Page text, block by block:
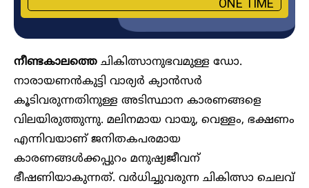
നീണ്ടകാലത്തെ ചികിത്സാനുഭവമുള്ള ഡോ.
നാരായണൻകുട്ടി വാര്യർ ക്യാൻസർ
കൂടിവരുന്നതിനുള്ള അടിസ്ഥാന കാരണങ്ങളെ
വിലയിരുത്തുന്നു. മലിനമായ വായു, വെള്ളം, ഭക്ഷണം
എന്നിവയാണ് ജനിതകപരമായ
കാരണങ്ങൾക്കപ്പുറം മനുഷ്യജീവന്
ഭീഷണിയാകുന്നത്. വർധിച്ചുവരുന്ന ചികിത്സാ ചെലവ്